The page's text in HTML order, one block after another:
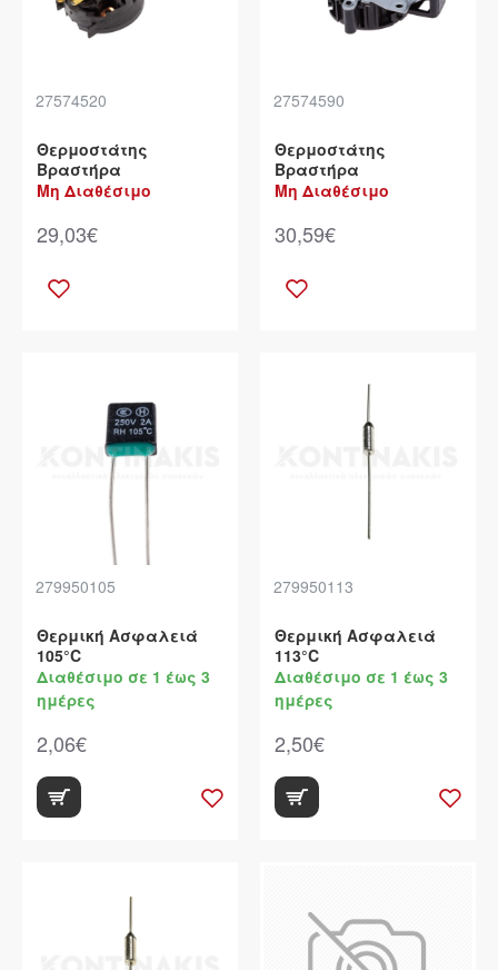
27574520
Θερμοστάτης
Βραστήρα
Μη Διαθέσιμο
29,03€
27574590
Θερμοστάτης
Βραστήρα
Μη Διαθέσιμο
30,59€
279950105
Θερμική Ασφαλειά
105°C
Διαθέσιμο σε 1 έως 3
ημέρες
2,06€
279950113
Θερμική Ασφαλειά
113°C
Διαθέσιμο σε 1 έως 3
ημέρες
2,50€